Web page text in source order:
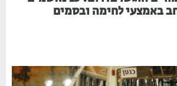
באמצעי לחימה ובסמים